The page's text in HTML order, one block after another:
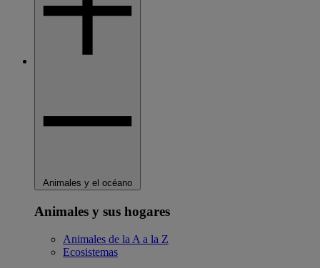
Animales y el océano
Animales y sus hogares
Animales de la A a la Z
Ecosistemas